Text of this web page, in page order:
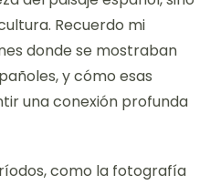
Recuerdo mi
donde se mostraban
y cómo esas
una conexión profunda
como la fotografía